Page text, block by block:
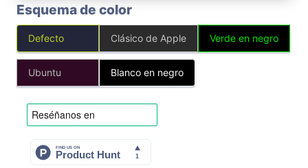
Esquema de color
Defecto Clásico de Apple Verde en negro
Ubuntu Blanco en negro